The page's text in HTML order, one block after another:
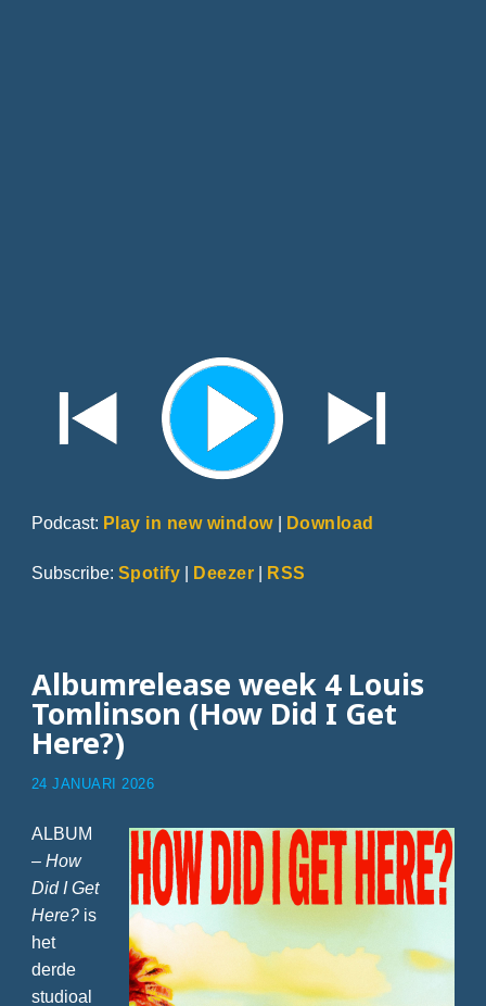
Podcast: Play in new window| Download
Subscribe: Spotify Deezer RSS
Albumrelease week 4 Louis
Tomlinson (How Did I Get
Here?)
24 JANUARI 2026
ALBUM
– How
Did I Get
Here? is
het
derde
studioal